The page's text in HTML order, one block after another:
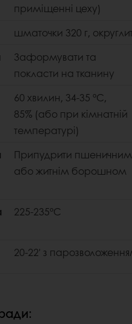
приміщенні цеху)
шматочки 320 г,
Заформувати та
покласти на тканину
60 хвилин, 34-35 °C,
85% (або при кімнатній
температурі)
Припудрити пшеничним
або житнім борошном
225-235°C
20-22' з